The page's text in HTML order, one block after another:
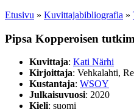
Etusivu » Kuvittaja­bibliografia »
Pipsa Kopperoisen
Kuvittaja: Kati Närhi
Kirjoittaja: Vehkalahti,
Kustantaja: WSOY
Julkaisuvuosi: 2020
Kieli: suomi